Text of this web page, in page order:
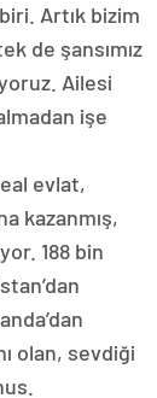
Artık bizim
de şansımız
Ailesi
işe
evlat,
kazanmış,
188 bin
olan, sevdiği